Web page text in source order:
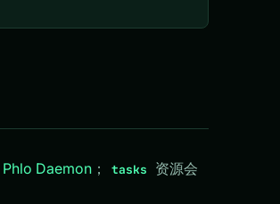
Phlo Daemon ； tasks
资源会